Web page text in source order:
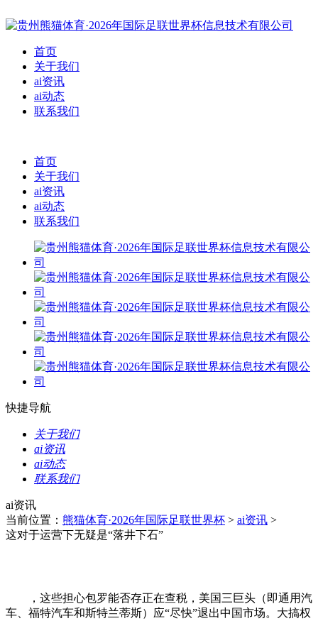
首页
关于我们
ai资讯
ai动态
联系我们
首页
关于我们
ai资讯
ai动态
联系我们
快捷导航
关于我们
ai资讯
ai动态
联系我们
ai资讯
当前位置： 熊猫体育·2026年国际足联世界杯 > ai资讯 >
这对于运营下无疑是“落井下石”
，这些担心包罗能否存正在查税，美国三巨头（即通用汽
车、福特汽车和斯特兰蒂斯）应“尽快”退出中国市场。大搞权